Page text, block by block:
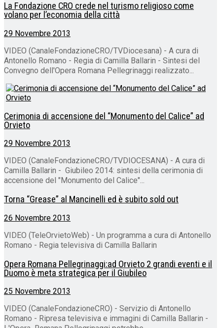
La Fondazione CRO crede nel turismo religioso come
volano per l’economia della città
29 Novembre 2013
VIDEO (CanaleFondazioneCRO/TVDiocesana) - A cura di
Antonello Romano - Regia di Camilla Ballarin - Sintesi del
Convegno dell'Opera Romana Pellegrinaggi realizzato...
Cerimonia di accensione del “Monumento del Calice” ad
Orvieto
29 Novembre 2013
VIDEO (CanaleFondazioneCRO/TVDIOCESANA) - A cura di
Camilla Ballarin - Giubileo 2014: sintesi della cerimonia di
accensione del "Monumento del Calice"...
Torna “Grease” al Mancinelli ed è subito sold out
26 Novembre 2013
VIDEO (TeleOrvietoWeb) - Un programma a cura di Antonello
Romano - Regia televisiva di Camilla Ballarin
Opera Romana Pellegrinaggi:ad Orvieto 2 grandi eventi e il
Duomo è meta strategica per il Giubileo
25 Novembre 2013
VIDEO (CanaleFondazioneCRO) - Servizio di Antonello
Romano - Ripresa televisiva e immagini di Camilla Ballarin -